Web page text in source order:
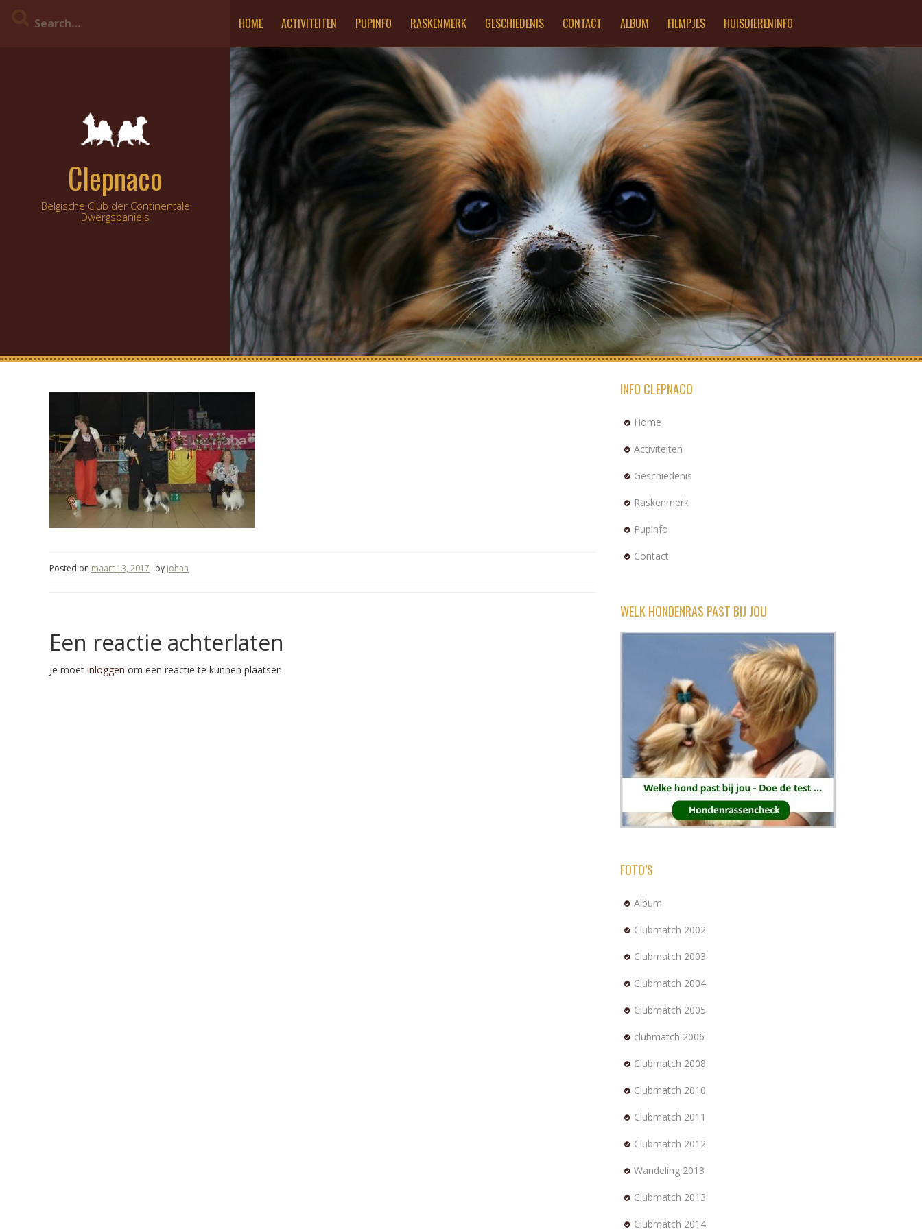
HOME ACTIVITEITEN PUPINFO RASKENMERK GESCHIEDENIS CONTACT ALBUM FILMPJES HUISDIERENINFO
Clepnaco
Belgische Club der Continentale
Dwergspaniels
Posted on maart 13, 2017 by johan
Een reactie achterlaten
Je moet inloggen om een reactie te kunnen plaatsen.
INFO CLEPNACO
Home
Activiteiten
Geschiedenis
Raskenmerk
Pupinfo
Contact
WELK HONDENRAS PAST BIJ JOU
FOTO’S
Album
Clubmatch 2002
Clubmatch 2003
Clubmatch 2004
Clubmatch 2005
clubmatch 2006
Clubmatch 2008
Clubmatch 2010
Clubmatch 2011
Clubmatch 2012
Wandeling 2013
Clubmatch 2013
Clubmatch 2014